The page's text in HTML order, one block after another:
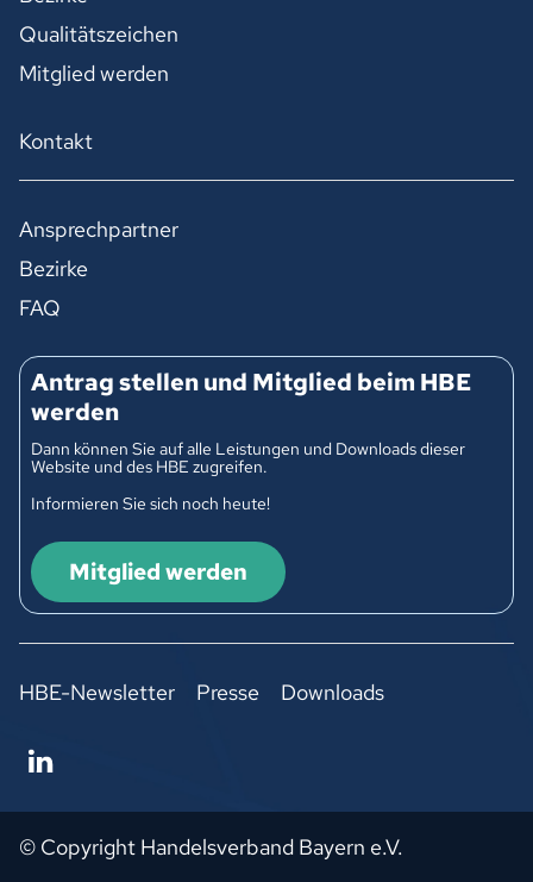
Qualitätszeichen
Mitglied werden
Kontakt
Ansprechpartner
Bezirke
FAQ
Antrag stellen und Mitglied beim HBE
werden
Dann können Sie auf alle Leistungen und Downloads dieser
Website und des HBE zugreifen.
Informieren Sie sich noch heute!
Mitglied werden
HBE-Newsletter Presse Downloads
© Copyright Handelsverband Bayern e.V.